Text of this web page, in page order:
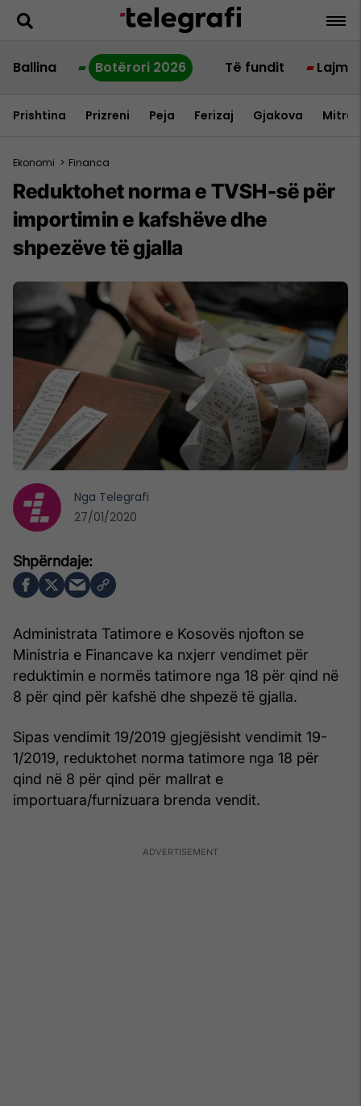
Ballina Botërori 2026 Të fundit Lajme
Prishtina Prizreni Peja Ferizaj Gjakova
Ekonomi > Financa
Reduktohet norma e TVSH-së për
importimin e kafshëve dhe
shpezëve të gjalla
Administrata Tatimore e Kosovës njofton se
Ministria e Financave ka nxjerr vendimet për
reduktimin e normës tatimore nga 18 për qind në
8 për qind për kafshë dhe shpezë të gjalla.
Sipas vendimit 19/2019 gjegjësisht vendimit 19-
1/2019, reduktohet norma tatimore nga 18 për
qind në 8 për qind për mallrat e
importuara/furnizuara brenda vendit.
Nga Telegrafi
27/01/2020